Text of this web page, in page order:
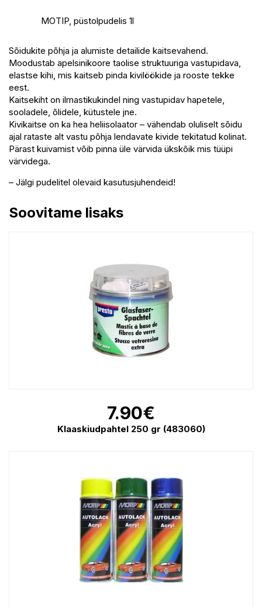
MOTIP, püstolpudelis 1l
Sõidukite põhja ja alumiste detailide kaitsevahend.
Moodustab apelsinikoore taolise struktuuriga vastupidava,
elastse kihi, mis kaitseb pinda kivilöökide ja rooste tekke
eest.
Kaitsekiht on ilmastikukindel ning vastupidav hapetele,
sooladele, õlidele, kütustele jne.
Kivikaitse on ka hea heliisolaator – vähendab oluliselt sõidu
ajal rataste alt vastu põhja lendavate kivide tekitatud kolinat.
Pärast kuivamist võib pinna üle värvida ükskõik mis tüüpi
värvidega.
– Jälgi pudelitel olevaid kasutusjuhendeid!
Soovitame lisaks
7.90€
Klaaskiudpahtel 250 gr (483060)